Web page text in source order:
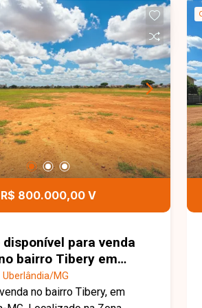
R$ 800.000,00 V
para venda
bairro Tibery em
MG
MG
no bairro Tibery, em